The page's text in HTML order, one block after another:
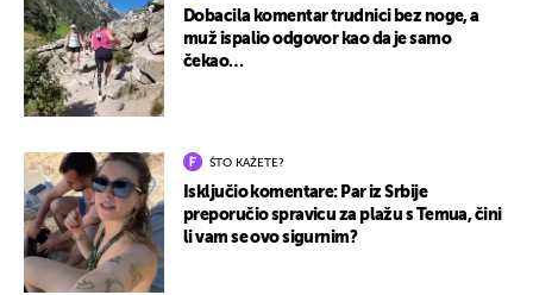
Dobacila komentar trudnici bez noge, a
muž ispalio odgovor kao da je samo
čekao…
ŠTO KAŽETE?
Isključio komentare: Par iz Srbije
preporučio spravicu za plažu s Temua, čini
li vam se ovo sigurnim?